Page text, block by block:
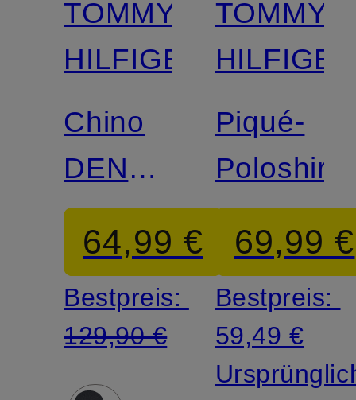
TOMMY
HILFIGER
Chino
DENTON
Straight
Fit64,99 €
Bestpreis:
129,90 €
TOMMY
Piqué-
Poloshirt
69,99 €
Bestpreis:
59,49 €